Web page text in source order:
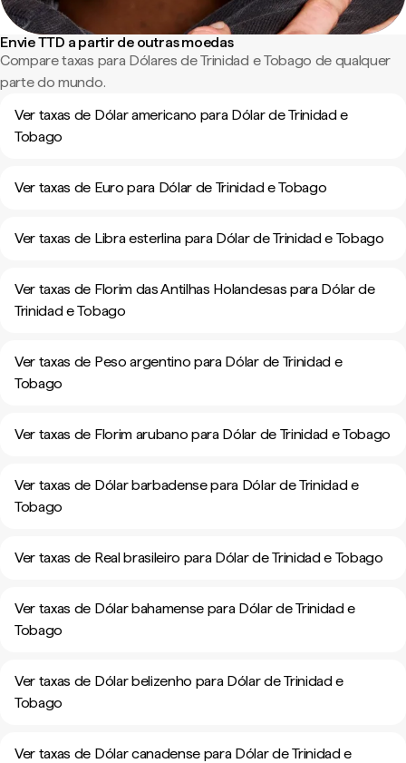
Envie TTD a partir de outras moedas
Compare taxas para Dólares de Trinidad e Tobago de qualquer
parte do mundo.
Ver taxas de Dólar americano para Dólar de Trinidad e
Tobago
Ver taxas de Euro para Dólar de Trinidad e Tobago
Ver taxas de Libra esterlina para Dólar de Trinidad e Tobago
Ver taxas de Florim das Antilhas Holandesas para Dólar de
Trinidad e Tobago
Ver taxas de Peso argentino para Dólar de Trinidad e
Tobago
Ver taxas de Florim arubano para Dólar de Trinidad e Tobago
Ver taxas de Dólar barbadense para Dólar de Trinidad e
Tobago
Ver taxas de Real brasileiro para Dólar de Trinidad e Tobago
Ver taxas de Dólar bahamense para Dólar de Trinidad e
Tobago
Ver taxas de Dólar belizenho para Dólar de Trinidad e
Tobago
Ver taxas de Dólar canadense para Dólar de Trinidad e